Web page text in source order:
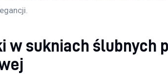
w sukniach ślubnych